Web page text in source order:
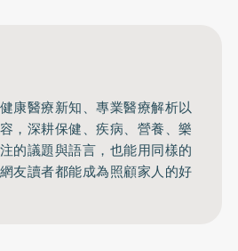
康醫療新知、專業醫療解析以
，深耕保健、疾病、營養、樂
的議題與語言， 也能用同樣的
友讀者都能成為照顧家人的好